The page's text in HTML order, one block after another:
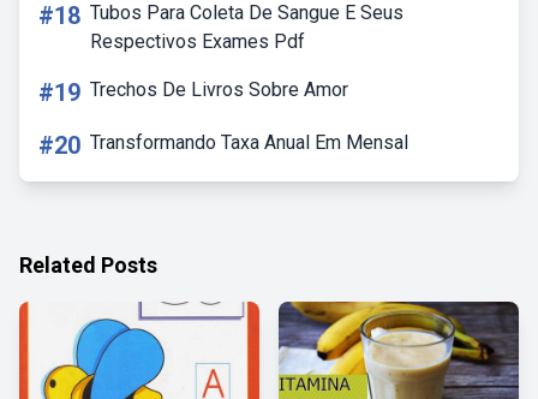
#18 Tubos Para Coleta De Sangue E Seus
Respectivos Exames Pdf
#19 Trechos De Livros Sobre Amor
#20 Transformando Taxa Anual Em Mensal
Related Posts